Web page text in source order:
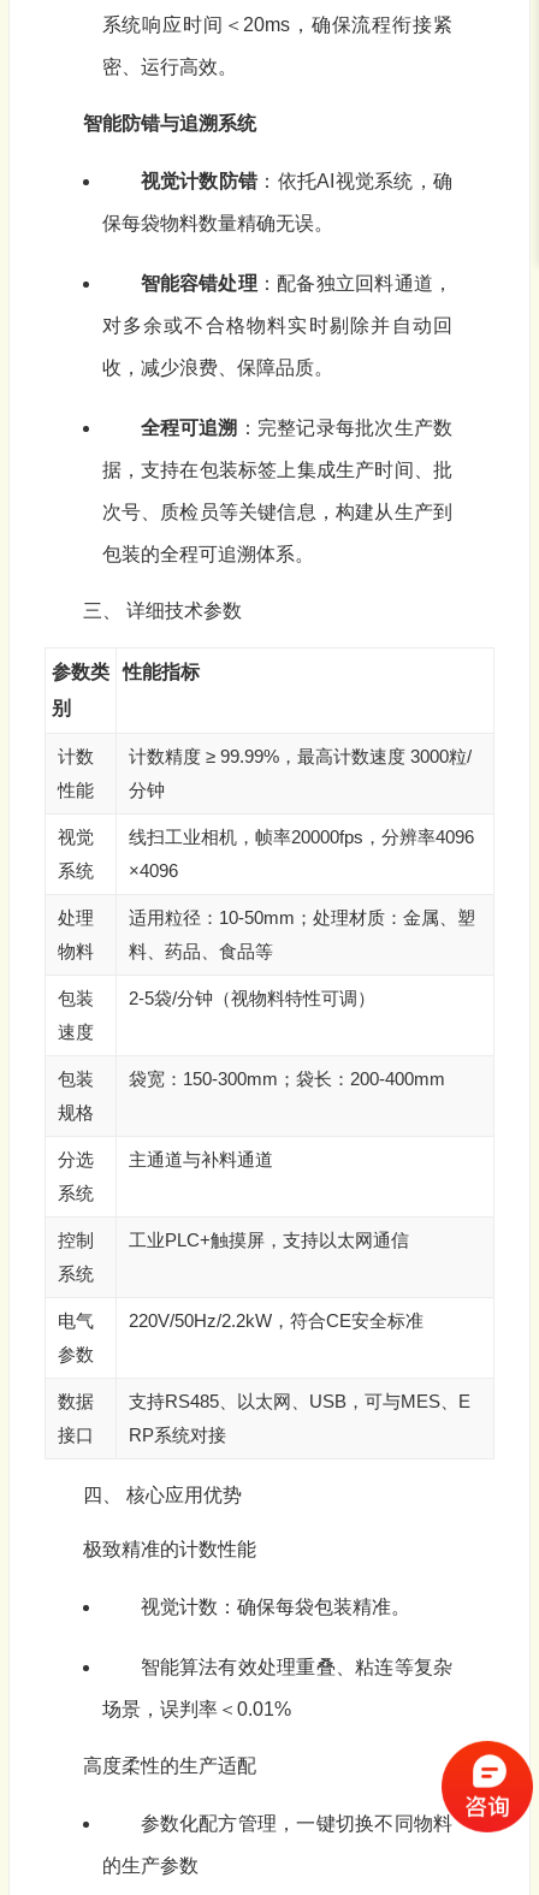
系统响应时间＜20ms，确保流程衔接紧
密、运行高效。
智能防错与追溯系统
视觉计数防错 ：依托AI视觉系统，确
保每袋物料数量精确无误。
智能容错处理 ：配备独立回料通道，
对多余或不合格物料实时剔除并自动回
收，减少浪费、保障品质。
全程可追溯 ：完整记录每批次生产数
据，支持在包装标签上集成生产时间、批
次号、质检员等关键信息，构建从生产到
包装的全程可追溯体系。
三、 详细技术参数
参数类
别
性能指标
计数
性能
计数精度 ≥ 99.99%，最高计数速度 3000粒/
分钟
视觉
系统
线扫工业相机，帧率20000fps，分辨率4096
×4096
处理
物料
适用粒径：10-50mm；处理材质：金属、塑
料、药品、食品等
包装
速度
2-5袋/分钟（视物料特性可调）
包装
规格
袋宽：150-300mm；袋长：200-400mm
分选
系统
主通道与补料通道
控制
系统
工业PLC+触摸屏，支持以太网通信
电气
参数
220V/50Hz/2.2kW，符合CE安全标准
数据
接口
支持RS485、以太网、USB，可与MES、E
RP系统对接
四、 核心应用优势
极致精准的计数性能
视觉计数：确保每袋包装精准。
智能算法有效处理重叠、粘连等复杂
场景，误判率＜0.01%
高度柔性的生产适配
参数化配方管理，一键切换不同物料
的生产参数